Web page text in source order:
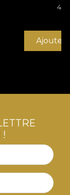
Ajouter
!